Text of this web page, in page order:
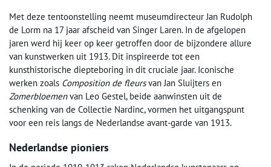
Met deze tentoonstelling neemt museumdirecteur Jan Rudolph
de Lorm na 17 jaar afscheid van Singer Laren. In de afgelopen
jaren werd hij keer op keer getroffen door de bijzondere allure
van kunstwerken uit 1913. Dit inspireerde tot een
kunsthistorische diepteboring in dit cruciale jaar. Iconische
werken zoals Composition de fleursvan Jan Sluijters en
Zomerbloemenvan Leo Gestel, beide aanwinsten uit de
schenking van de Collectie Nardinc, vormen het uitgangspunt
voor een reis langs de Nederlandse avant-garde van 1913.
Nederlandse pioniers